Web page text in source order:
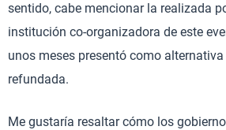
sentido, cabe mencionar la realizada
institución co-organizadora de este
unos meses presentó como
refundada.
Me gustaría resaltar cómo los